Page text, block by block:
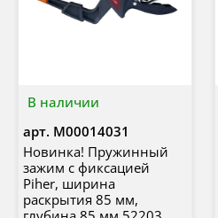
В наличии
арт. М00014031
Новинка! Пружинный
зажим с фиксацией
Piher, ширина
раскрытия 85 мм,